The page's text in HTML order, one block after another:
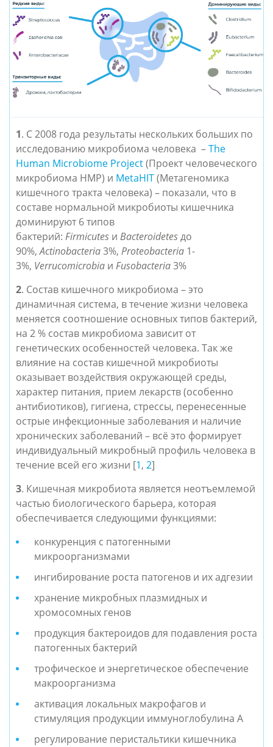
1. С 2008 года результаты нескольких больших по
исследованию микробиома человека –The
Human Microbiome Project(Проект человеческого
микробиома HMP) и MetaHIT(Метагеномика
кишечного тракта человека) – показали, что в
составе нормальной микробиоты кишечника
доминируют 6 типов
бактерий: Firmicutes и Bacteroidetesдо
90%,Actinobacteria3%, Proteobacteria 1-
3%, Verrucomicrobia и Fusobacteria3%
2. Состав кишечного микробиома – это
динамичная система, в течение жизни человека
меняется соотношение основных типов бактерий,
на 2 % состав микробиома зависит от
генетических особенностей человека. Так же
влияние на состав кишечной микробиоты
оказывает воздействия окружающей среды,
характер питания, прием лекарств (особенно
антибиотиков), гигиена, стрессы, перенесенные
острые инфекционные заболевания и наличие
хронических заболеваний – всё это формирует
индивидуальный микробный профиль человека в
течение всей его жизни [1, 2]
3. Кишечная микробиота является неотъемлемой
частью биологического барьера, которая
обеспечивается следующими функциями:
конкуренция с патогенными
микроорганизмами
ингибирование роста патогенов и их адгезии
хранение микробных плазмидных и
хромосомных генов
продукция бактероидов для подавления роста
патогенных бактерий
трофическое и энергетическое обеспечение
макроорганизма
активация локальных макрофагов и
стимуляция продукции иммуноглобулина А
регулирование перистальтики кишечника